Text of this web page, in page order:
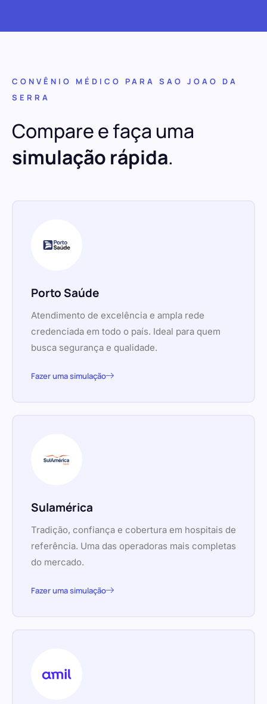
CONVÊNIO MÉDICO PARA SAO JOAO DA
SERRA
Compare e faça uma
simulação rápida.
Porto Saúde
Atendimento de excelência e ampla rede
credenciada em todo o país. Ideal para quem
busca segurança e qualidade.
Fazer uma simulação
Sulamérica
Tradição, confiança e cobertura em hospitais de
referência. Uma das operadoras mais completas
do mercado.
Fazer uma simulação